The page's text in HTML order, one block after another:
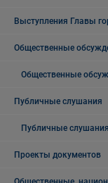
Выступления Главы
Общественные
Общественные
Публичные слушания
Публичные
Проекты документов